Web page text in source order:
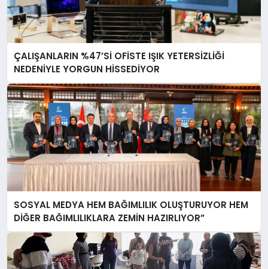
ÇALIŞANLARIN %47’Sİ OFİSTE IŞIK YETERSİZLİĞİ
NEDENİYLE YORGUN HİSSEDİYOR
SOSYAL MEDYA HEM BAĞIMLILIK OLUŞTURUYOR HEM
DİĞER BAĞIMLILIKLARA ZEMİN HAZIRLIYOR”